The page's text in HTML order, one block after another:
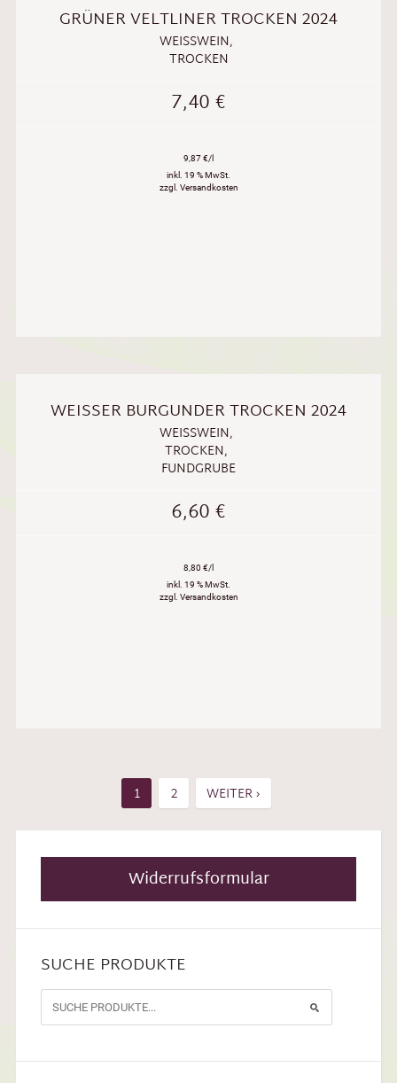
GRÜNER VELTLINER TROCKEN 2024
WEISSWEIN ,
TROCKEN
7,40€
9,87 €/l
inkl. 19 % MwSt.
zzgl. Versandkosten
WEISSER BURGUNDER TROCKEN 2024
WEISSWEIN ,
TROCKEN,
FUNDGRUBE
6,60€
8,80 €/l
inkl. 19 % MwSt.
zzgl. Versandkosten
1 2 WEITER ›
Widerrufsformular
SUCHE PRODUKTE